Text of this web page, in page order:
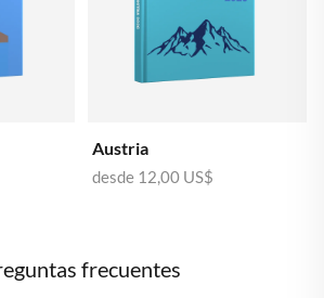
Austria
desde 12,00 US$
frecuentes